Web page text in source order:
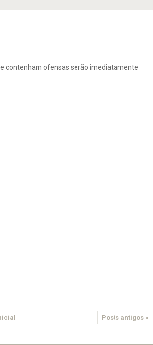
contenham ofensas serão imediatamente
Posts antigos »